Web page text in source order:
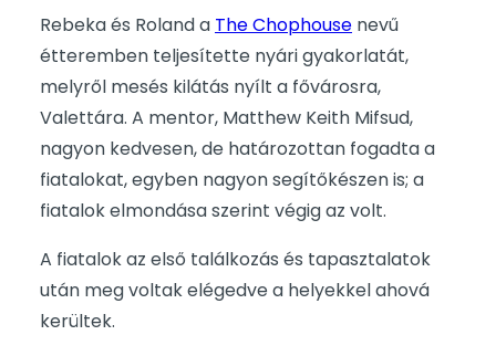
Rebeka és Roland a The Chophouse nevű
étteremben teljesítette nyári gyakorlatát,
melyről mesés kilátás nyílt a fővárosra,
Valettára. A mentor, Matthew Keith Mifsud,
nagyon kedvesen, de határozottan fogadta a
fiatalokat, egyben nagyon segítőkészen is; a
fiatalok elmondása szerint végig az volt.
A fiatalok az első találkozás és tapasztalatok
után meg voltak elégedve a helyekkel ahová
kerültek.